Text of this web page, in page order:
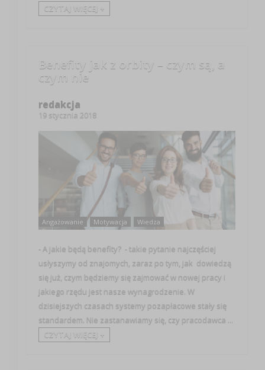
CZYTAJ WIĘCEJ +
Benefity jak z orbity – czym są, a
czym nie
redakcja
19 stycznia 2018
Angażowanie Motywacja Wiedza
- A jakie będą benefity? - takie pytanie najczęściej
usłyszymy od znajomych, zaraz po tym, jak dowiedzą
się już, czym będziemy się zajmować w nowej pracy i
jakiego rzędu jest nasze wynagrodzenie. W
dzisiejszych czasach systemy pozapłacowe stały się
standardem. Nie zastanawiamy się, czy pracodawca ...
CZYTAJ WIĘCEJ +